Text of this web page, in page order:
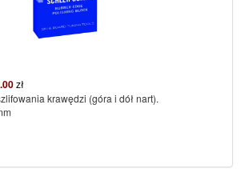
zł
krawędzi (góra i dół nart).